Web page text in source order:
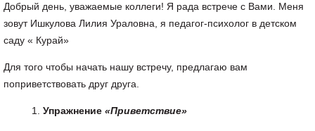
Добрый день, уважаемые коллеги! Я рада встрече с Вами. Меня
зовут Ишкулова Лилия Ураловна, я педагог-психолог в детском
саду « Курай»
Для того чтобы начать нашу встречу, предлагаю вам
поприветствовать друг друга.
Упражнение «Приветствие»